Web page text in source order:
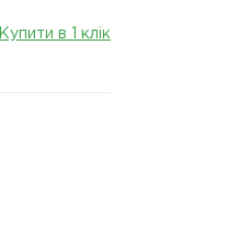
Купити в 1 клік